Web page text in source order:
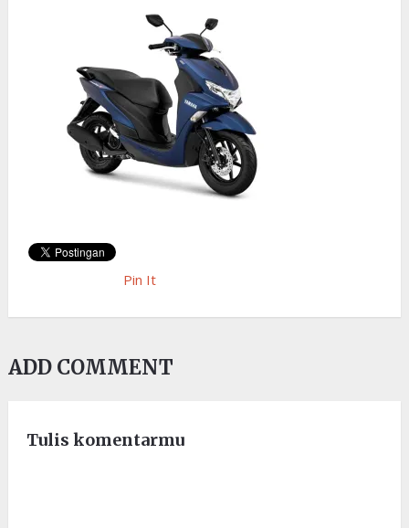
Pin It
ADD COMMENT
Tulis komentarmu